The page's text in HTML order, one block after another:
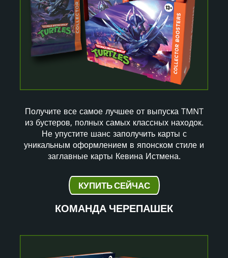
Получите все самое лучшее от выпуска TMNT
из бустеров, полных самых классных находок.
Не упустите шанс заполучить карты с
уникальным оформлением в японском стиле и
заглавные карты Кевина Истмена.
КУПИТЬ СЕЙЧАС
КОМАНДА ЧЕРЕПАШЕК